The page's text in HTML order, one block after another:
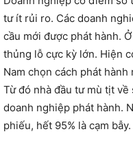
tư ít rủi ro. Các doanh
cầu mới được phát hành.
thủng lỗ cực kỳ lớn. Hiện
Nam chọn cách phát
Từ đó nhà đầu tư mù tịt
doanh nghiệp phát hành.
phiếu, hết 95% là cạm bẫy.